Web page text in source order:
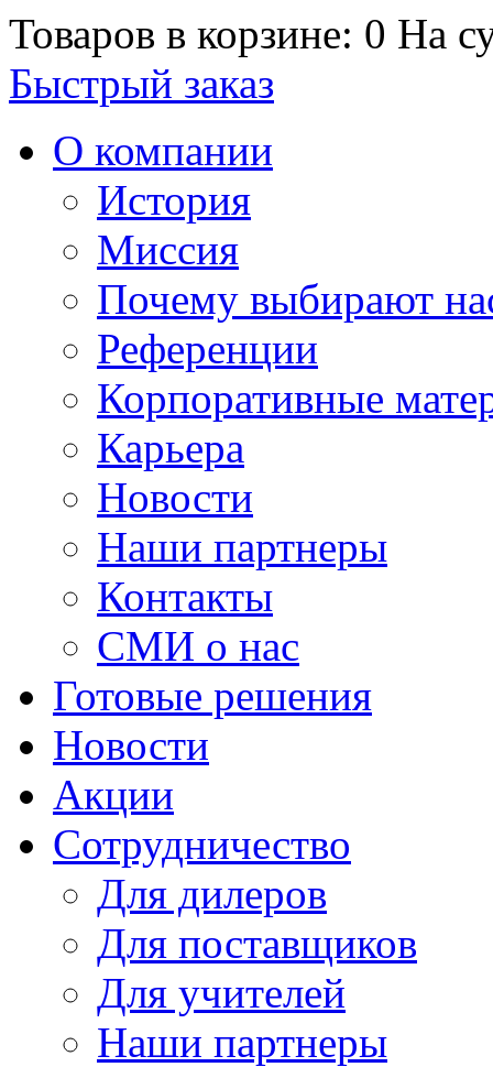
Товаров в корзине: 0 На
Быстрый заказ
О компании
История
Миссия
Почему выбирают
Референции
Корпоративные
Карьера
Новости
Наши партнеры
Контакты
СМИ о нас
Готовые решения
Новости
Акции
Сотрудничество
Для дилеров
Для поставщиков
Для учителей
Наши партнеры